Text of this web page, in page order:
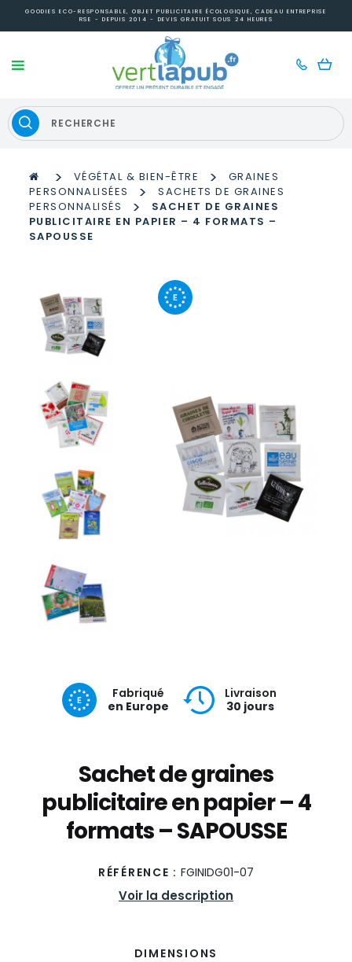
GOODIES ECO-RESPONSABLE, OBJET PUBLICITAIRE ÉCOLOGIQUE, CADEAU ENTREPRISE
RSE - DEPUIS 2014 - DEVIS GRATUIT SOUS 24 HEURES
> VÉGÉTAL & BIEN-ÊTRE >
GRAINES
PERSONNALISÉES
>
SACHETS DE GRAINES
PERSONNALISÉS
>
SACHET DE GRAINES
PUBLICITAIRE EN PAPIER – 4 FORMATS –
SAPOUSSE
Fabriqué
en Europe
Livraison
30 jours
Sachet de graines
publicitaire en papier – 4
formats – SAPOUSSE
RÉFÉRENCE : FGINIDG01-07
Voir la description
DIMENSIONS